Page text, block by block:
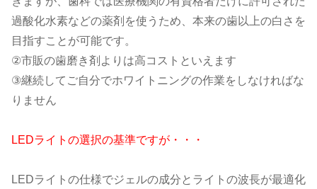
過酸化水素などの薬剤を使うため、本来の歯以上の白さを
目指すことが可能です。
②市販の歯磨き剤よりは高コストといえます
③継続してご自分でホワイトニングの作業をしなければな
りません
LEDライトの選択の基準ですが・・・
LEDライトの仕様でジェルの成分とライトの波長が最適化